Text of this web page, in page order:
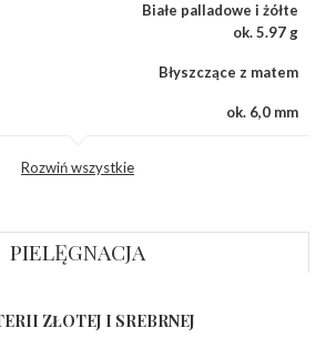
Białe palladowe i żółte
ok. 5.97 g
Błyszczące z matem
ok. 6,0 mm
Rozwiń wszystkie
PIELĘGNACJA
ZŁOTEJ I SREBRNEJ